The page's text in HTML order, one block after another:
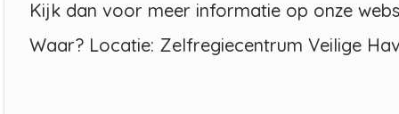
Kijk dan voor meer informatie op onze
Waar? Locatie: Zelfregiecentrum Veilige